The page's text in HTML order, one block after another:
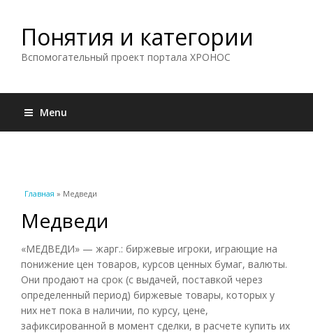
Понятия и категории
Вспомогательный проект портала ХРОНОС
Menu
Вы здесь
Главная » Медведи
Медведи
«МЕДВЕДИ» — жарг.: биржевые игроки, играющие на
понижение цен товаров, курсов ценных бумаг, валюты.
Они продают на срок (с выдачей, поставкой через
определенный период) биржевые товары, которых у
них нет пока в наличии, по курсу, цене,
зафиксированной в момент сделки, в расчете купить их